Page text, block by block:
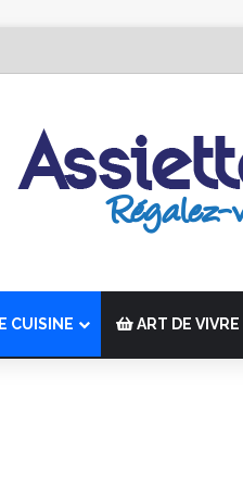
19 au 24 octobre 2026
CUISINE ART DE VIVRE